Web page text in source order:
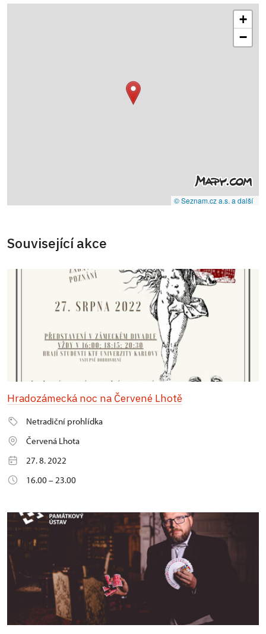
+
−
© Seznam.cz a.s. a další
Související akce
Hradozámecká noc na Červené Lhotě
Netradiční prohlídka
Červená Lhota
27. 8. 2022
16.00 – 23.00